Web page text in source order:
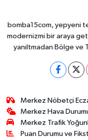
bomba15com, yepyeni
modernizmi bir araya
yanıltmadan Bölge ve
Merkez Nöbetçi
Merkez Hava
Merkez Trafik
Puan Durumu ve